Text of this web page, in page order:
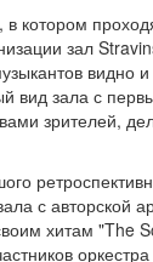
котором
зал
вид зала с
зрителей,
с авторской
хитам "The